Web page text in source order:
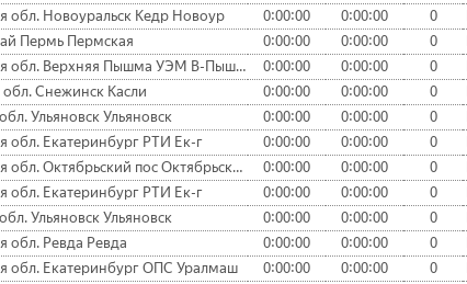
обл. Новоуральск Кедр Новоур 0:00:00 0:00:00 0
Пермь Пермская 0:00:00 0:00:00 0
Свердловская обл. Верхняя Пышма УЭМ В-Пышма 0:00:00 0:00:00 0
обл. Снежинск Касли 0:00:00 0:00:00 0
Ульяновск Ульяновск 0:00:00 0:00:00 0
обл. Екатеринбург РТИ Ек-г 0:00:00 0:00:00 0
Свердловская обл. Октябрьский пос Октябрьский 0:00:00 0:00:00 0
обл. Екатеринбург РТИ Ек-г 0:00:00 0:00:00 0
Ульяновск Ульяновск 0:00:00 0:00:00 0
обл. Ревда Ревда 0:00:00 0:00:00 0
обл. Екатеринбург ОПС Уралмаш 0:00:00 0:00:00 0